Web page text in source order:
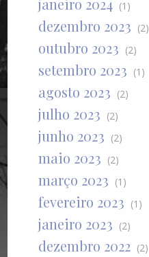
janeiro 2024 (1)
dezembro 2023 (2)
outubro 2023 (2)
setembro 2023 (1)
agosto 2023 (2)
julho 2023 (2)
junho 2023 (2)
maio 2023 (2)
março 2023 (1)
fevereiro 2023 (1)
janeiro 2023 (2)
dezembro 2022 (2)